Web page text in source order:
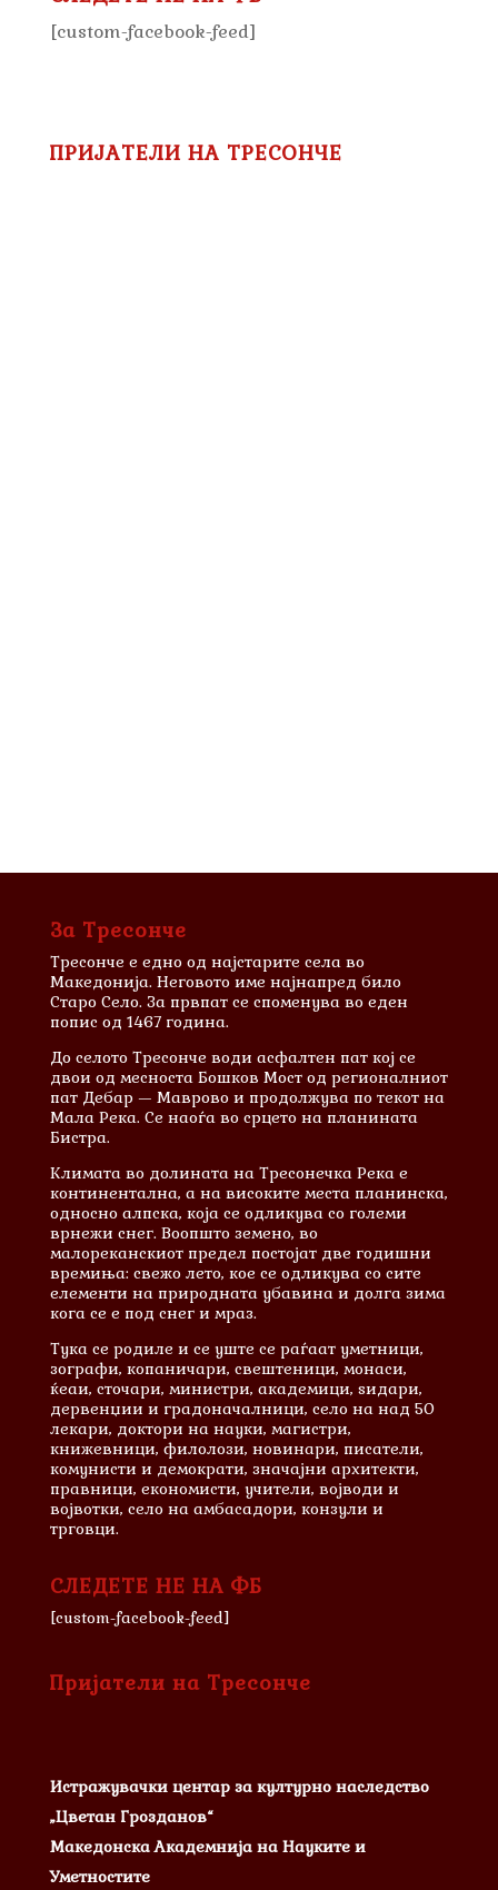
[custom-facebook-feed]
ПРИЈАТЕЛИ НА ТРЕСОНЧЕ
За Тресонче
Тресонче е едно од најстарите села во
Македонија. Неговото име најнапред било
Старо Село. За првпат се споменува во еден
попис од 1467 година.
До селото Тресонче води асфалтен пат кој се
двои од месноста Бошков Мост од регионалниот
пат Дебар — Маврово и продолжува по текот на
Мала Река. Се наоѓа во срцето на планината
Бистра.
Климата во долината на Тресонечка Река е
континентална, а на високите места планинска,
односно алпска, која се одликува со големи
врнежи снег. Воопшто земено, во
малореканскиот предел постојат две годишни
времиња: свежо лето, кое се одликува со сите
елементи на природната убавина и долга зима
кога се е под снег и мраз.
Тука се родиле и сe уште се раѓаат уметници,
зографи, копаничари, свештеници, монаси,
ќеаи, сточари, министри, академици, ѕидари,
дервенџии и градоначалници, село на над 50
лекари, доктори на науки, магистри,
книжевници, филолози, новинари, писатели,
комунисти и демократи, значајни архитекти,
правници, економисти, учители, војводи и
војвотки, село на амбасадори, конзули и
трговци.
СЛЕДЕТЕ НЕ НА ФБ
[custom-facebook-feed]
Пријатели на Тресонче
Истражувачки центар за културно наследство
„Цветан Грозданов“
Македонска Академнија на Науките и
Уметностите